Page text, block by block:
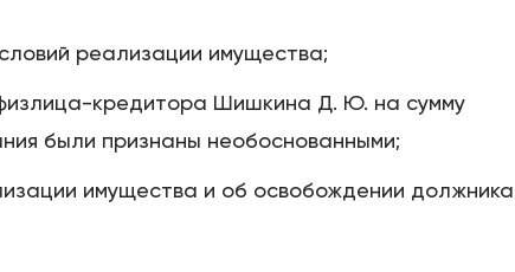
реализации имущества;
кредитора Шишкина Д. Ю. на сумму
были признаны необоснованными;
имущества и об освобождении должника
Цены
Контакты